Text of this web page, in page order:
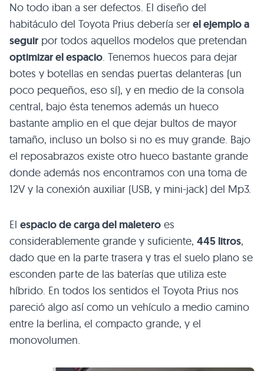
No todo iban a ser defectos. El diseño del
habitáculo del Toyota Prius debería serel ejemplo a
seguir por todos aquellos modelos que pretendan
optimizar el espacio. Tenemos huecos para dejar
botes y botellas en sendas puertas delanteras (un
poco pequeños, eso sí), y en medio de la consola
central, bajo ésta tenemos además un hueco
bastante amplio en el que dejar bultos de mayor
tamaño, incluso un bolso si no es muy grande. Bajo
el reposabrazos existe otro hueco bastante grande
donde además nos encontramos con una toma de
12V y la conexión auxiliar (USB, y mini-jack) del Mp3.
El espacio de carga del maletero es
considerablemente grande y suficiente, 445 litros,
dado que en la parte trasera y tras el suelo plano se
esconden parte de las baterías que utiliza este
híbrido. En todos los sentidos el Toyota Prius nos
pareció algo así como un vehículo a medio camino
entre la berlina, el compacto grande, y el
monovolumen.